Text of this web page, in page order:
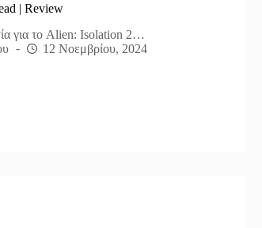
| Review
για το Alien: Isolation 2…
12 Νοεμβρίου, 2024